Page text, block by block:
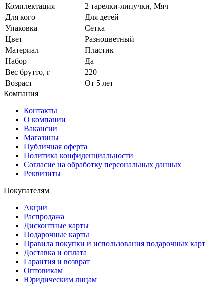
Комплектация
2 тарелки-липучки, Мяч
Для кого
Для детей
Упаковка
Сетка
Цвет
Разноцветный
Материал
Пластик
Набор
Да
Вес брутто, г
220
Возраст
От 5 лет
Компания
Контакты
О компании
Вакансии
Магазины
Публичная оферта
Политика конфиденциальности
Согласие на обработку персональных данных
Реквизиты
Покупателям
Акции
Распродажа
Дисконтные карты
Подарочные карты
Правила покупки и использования подарочных карт
Доставка и оплата
Гарантия и возврат
Оптовикам
Юридическим лицам